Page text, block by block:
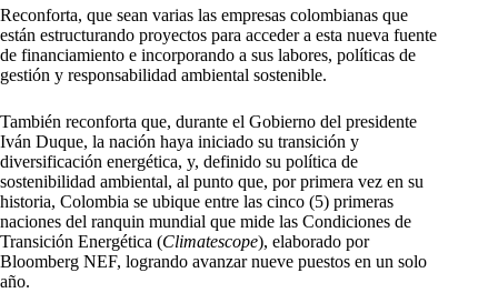
Reconforta, que sean varias las empresas colombianas que
están estructurando proyectos para acceder a esta nueva fuente
de financiamiento e incorporando a sus labores, políticas de
gestión y responsabilidad ambiental sostenible.
También reconforta que, durante el Gobierno del presidente
Iván Duque, la nación haya iniciado su transición y
diversificación energética, y, definido su política de
sostenibilidad ambiental, al punto que, por primera vez en su
historia, Colombia se ubique entre las cinco (5) primeras
naciones del ranquin mundial que mide las Condiciones de
Transición Energética (Climatescope), elaborado por
Bloomberg NEF, logrando avanzar nueve puestos en un solo
año.